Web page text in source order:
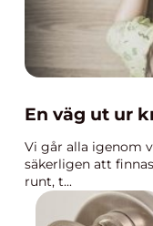
En väg ut ur
Vi går alla igenom
säkerligen att
runt, t...